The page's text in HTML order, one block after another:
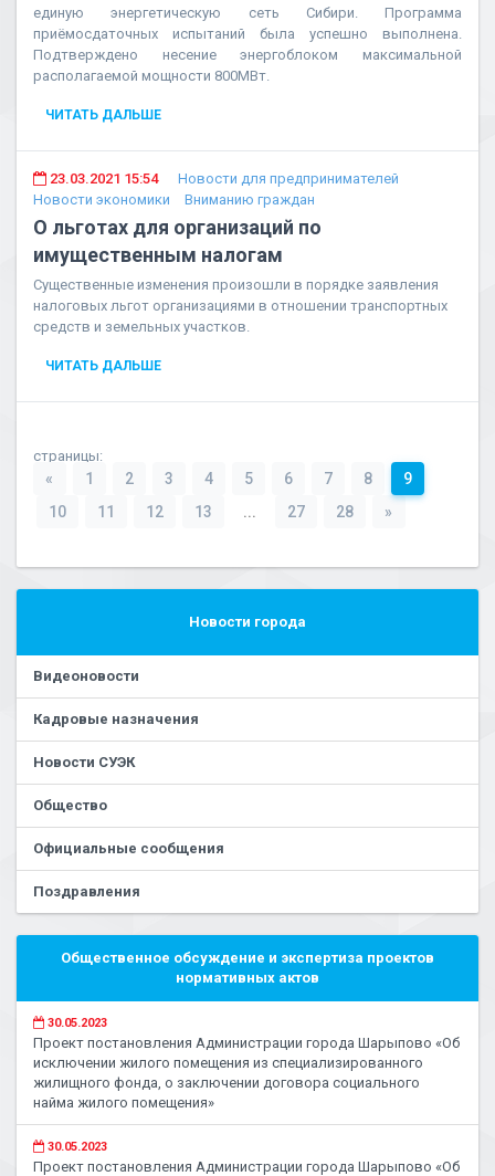
единую энергетическую сеть Сибири. Программа
приёмосдаточных испытаний была успешно выполнена.
Подтверждено несение энергоблоком максимальной
располагаемой мощности 800МВт.
ЧИТАТЬ ДАЛЬШЕ
23.03.2021 15:54
Новости для предпринимателей
Новости экономики
Вниманию граждан
О льготах для организаций по
имущественным налогам
Существенные изменения произошли в порядке заявления
налоговых льгот организациями в отношении транспортных
средств и земельных участков.
ЧИТАТЬ ДАЛЬШЕ
страницы:
« 1 2 3 4 5 6 7 8
9
10
11 12 13 ... 27 28 »
Новости города
Видеоновости
Кадровые назначения
Новости СУЭК
Общество
Официальные сообщения
Поздравления
Общественное обсуждение и экспертиза проектов
нормативных актов
30.05.2023
Проект постановления Администрации города Шарыпово «Об
исключении жилого помещения из специализированного
жилищного фонда, о заключении договора социального
найма жилого помещения»
30.05.2023
Проект постановления Администрации города Шарыпово «Об